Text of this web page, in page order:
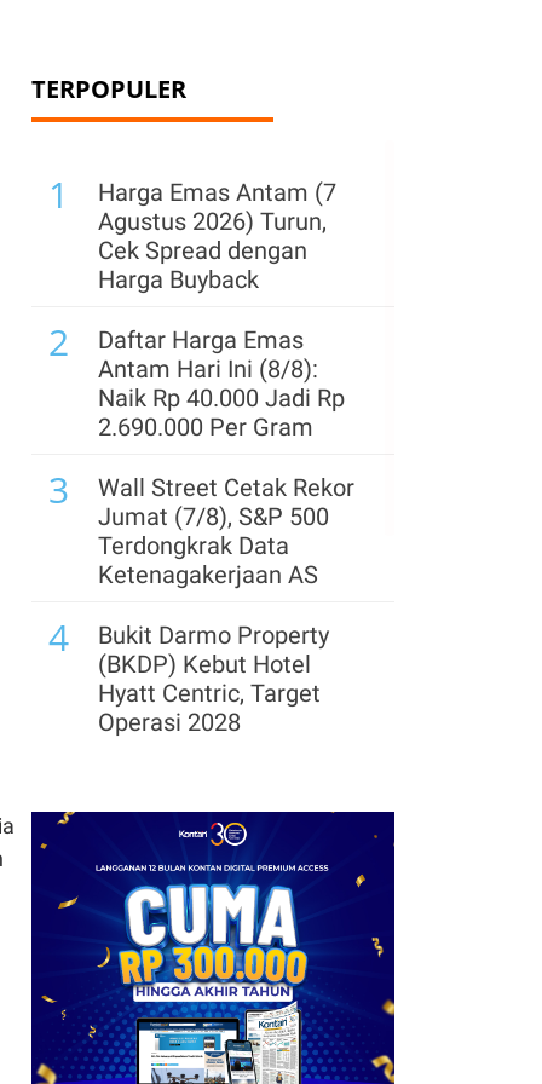
TERPOPULER
1
Harga Emas Antam (7
Agustus 2026) Turun,
Cek Spread dengan
Harga Buyback
2
Daftar Harga Emas
Antam Hari Ini (8/8):
Naik Rp 40.000 Jadi Rp
2.690.000 Per Gram
3
Wall Street Cetak Rekor
Jumat (7/8), S&P 500
Terdongkrak Data
Ketenagakerjaan AS
4
Bukit Darmo Property
(BKDP) Kebut Hotel
Hyatt Centric, Target
Operasi 2028
Insider Trading terhadap
Eks Bos Ontrak yang
Diampuni Trump
JPMorgan: Hedge Fund
Global Kehilangan
Hampir 3% Keuntungan
pada Juli 2026